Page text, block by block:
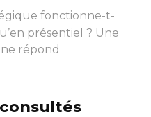
fonctionne-t-
présentiel ? Une
répond